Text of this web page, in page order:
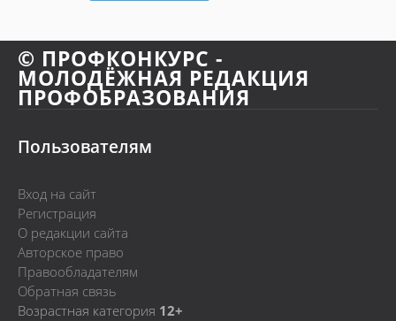
© ПРОФКОНКУРС -
МОЛОДЁЖНАЯ РЕДАКЦИЯ
ПРОФОБРАЗОВАНИЯ
Пользователям
Вход на сайт
Регистрация
О редакции сайта
Авторское право
Правообладателям
Обратная связь
Возрастная категория 12+